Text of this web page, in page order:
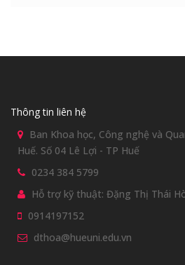
Thông tin liên hệ
Ban Khoa học, Công nghệ và
Huế. Số 04 Lê Lợi - TP Huế
0234 384 5799
Hỗ trợ kỹ thuật: Đặng Thị Thái
0914197152
dthoa@hueuni.edu.vn